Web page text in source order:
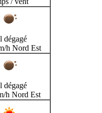
dégagé
h Nord Est
dégagé
h Nord Est